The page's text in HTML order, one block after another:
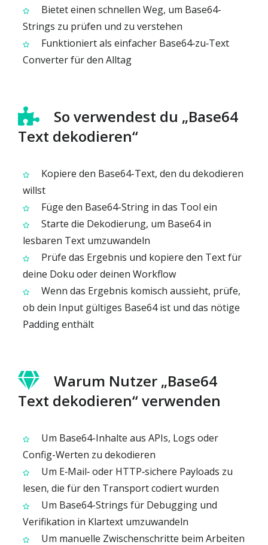
Bietet einen schnellen Weg, um Base64-
Strings zu prüfen und zu verstehen
Funktioniert als einfacher Base64‑zu‑Text
Converter für den Alltag
So verwendest du „Base64
Text dekodieren“
Kopiere den Base64-Text, den du dekodieren
willst
Füge den Base64-String in das Tool ein
Starte die Dekodierung, um Base64 in
lesbaren Text umzuwandeln
Prüfe das Ergebnis und kopiere den Text für
deine Doku oder deinen Workflow
Wenn das Ergebnis komisch aussieht, prüfe,
ob dein Input gültiges Base64 ist und das nötige
Padding enthält
Warum Nutzer „Base64
Text dekodieren“ verwenden
Um Base64-Inhalte aus APIs, Logs oder
Config-Werten zu dekodieren
Um E‑Mail‑ oder HTTP‑sichere Payloads zu
lesen, die für den Transport codiert wurden
Um Base64-Strings für Debugging und
Verifikation in Klartext umzuwandeln
Um manuelle Zwischenschritte beim Arbeiten